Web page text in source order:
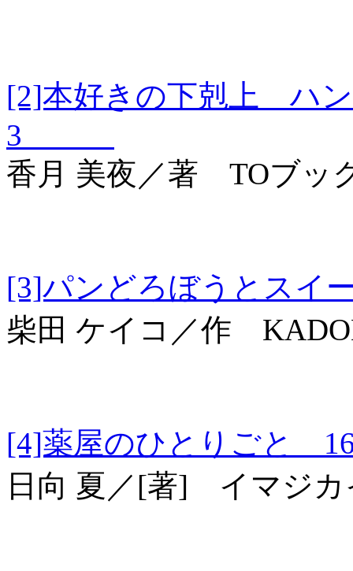
[2]本好きの下剋上 ハ
3
香月 美夜／著 TOブッ
[3]パンどろぼうと
柴田 ケイコ／作
[4]薬屋のひとりご
日向 夏／[著] イマジカ